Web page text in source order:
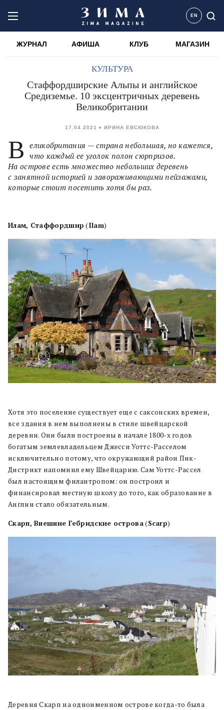
EN
ЖУРНАЛ АФИША КЛУБ МАГАЗИН
КУЛЬТУРА
Стаффордширские Альпы и английское
Средиземье. 10 эксцентричных деревень
Великобритании
17.04.2021 ИРИНА ЕВСЮКОВА
В
еликобритания — страна небольшая, но кажется,
что каждый ее уголок полон сюрпризов.
На острове есть множество небольших деревень
с занятной историей и завораживающими пейзажами,
которые стоит посетить хотя бы раз.
Илам, Стаффордшир (Ilam)
Хотя это поселение существует еще с саксонских времен,
все здания в нем выполнены в стиле швейцарской
деревни. Они были построены в начале 1800-х годов
богатым землевладельцем Джесси Уоттс-Расселом
исключительно потому, что окружающий район Пик-
Дистрикт напомнил ему Швейцарию. Сам Уоттс-Рассел
был настоящим филантропом: он построил и
финансировал местную школу до того, как образование в
Англии стало обязательным.
Скарп, Внешние Гебридские острова(Scarp)
Деревня Скарп на одноименном острове когда-то была